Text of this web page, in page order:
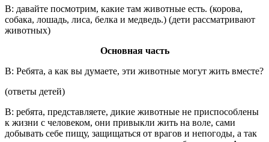
В: давайте посмотрим, какие там животные есть. (корова,
собака, лошадь, лиса, белка и медведь.) (дети рассматривают
животных)
Основная часть
В: Ребята, а как вы думаете, эти животные могут жить вместе?
(ответы детей)
В: ребята, представляете, дикие животные не приспособлены
к жизни с человеком, они привыкли жить на воле, сами
добывать себе пищу, защищаться от врагов и непогоды, а так